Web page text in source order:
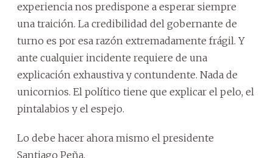
experiencia nos predispone a esperar siempre
una traición. La credibilidad del gobernante de
turno es por esa razón extremadamente frágil. Y
ante cualquier incidente requiere de una
explicación exhaustiva y contundente. Nada de
unicornios. El político tiene que explicar el pelo, el
pintalabios y el espejo.
Lo debe hacer ahora mismo el presidente
Santiago Peña.